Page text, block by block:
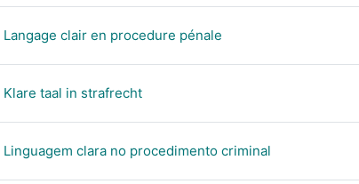
| Langage clair en procedure pénaleSCORM-pakket
| Klare taal in strafrechtSCORM-pakket
| Linguagem clara no procedimento criminalSCORM-pakket